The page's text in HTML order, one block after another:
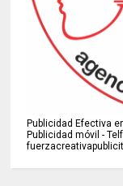
Publicidad Efectiva
Publicidad móvil -